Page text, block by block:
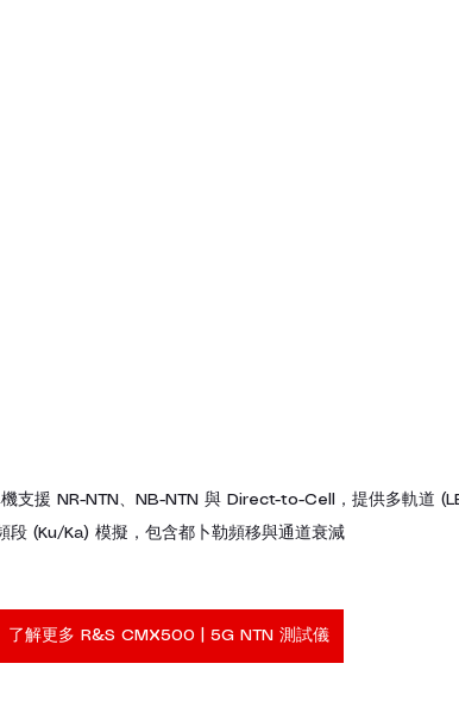
支援 NR-NTN、NB-NTN 與 Direct-to-Cell，提供多軌道
段 (Ku/Ka) 模擬，包含都卜勒頻移與通道衰減
了解更多 R&S CMX500 | 5G NTN 測試儀